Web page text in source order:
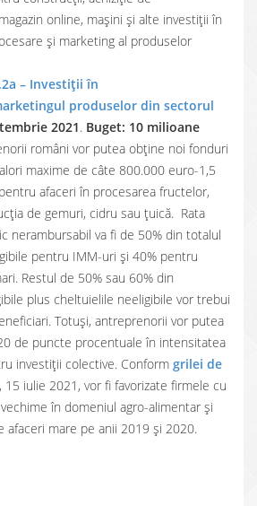
online, mașini și alte investiții în
și marketing al produselor
– Investiţii în
produselor din sectorul
2021. Buget: 10 milioane
români vor putea obține noi fonduri
maxime de câte 800.000 euro-1,5
afaceri în procesarea fructelor,
de gemuri, cidru sau țuică. Rata
nerambursabil va fi de 50% din totalul
pentru IMM-uri și 40% pentru
Restul de 50% sau 60% din
plus cheltuielile neeligibile vor trebui
Totuși, antreprenorii vor putea
de puncte procentuale în intensitatea
investiții colective. Conform grilei de
15 iulie 2021, vor fi favorizate firmele cu
în domeniul agro-alimentar și
afaceri mare pe anii 2019 și 2020.